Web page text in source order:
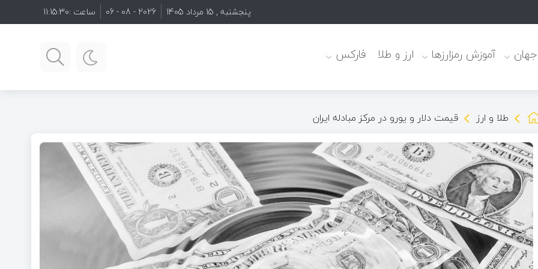
پنجشنبه , 15 مرداد 1405 2026 - 08 - 06 ساعت :11:15:32
جهان آموزش رمزارزها ارز و طلا فارکس
طلا و ارز قیمت دلار و یورو در مرکز مبادله ایران